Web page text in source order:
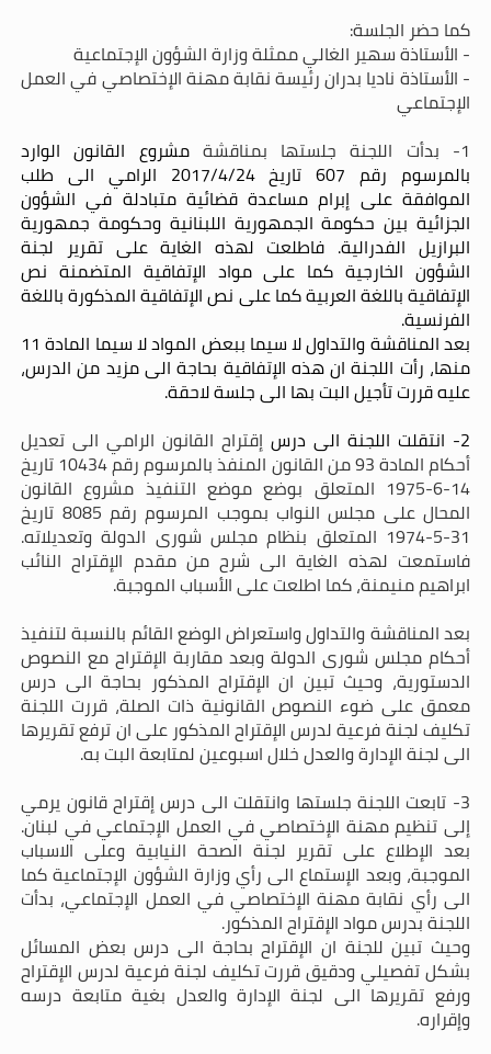
كما حضر الجلسة:
- الأستاذة سهير الغالي ممثلة وزارة الشؤون الإجتماعية
- الأستاذة ناديا بدران رئيسة نقابة مهنة الإختصاصي في العمل
الإجتماعي
1- بدأت اللجنة جلستها بمناقشة
مشروع القانون الوارد
بالمرسوم رقم 607 تاريخ 2017/4/24 الرامي الى طلب
الموافقة على إبرام مساعدة قضائية متبادلة في الشؤون
الجزائية بين حكومة الجمهورية اللبنانية وحكومة جمهورية
البرازيل الفدرالية. فاطلعت لهذه الغاية على تقرير لجنة
الشؤون الخارجية كما على مواد الإتفاقية المتضمنة نص
الإتفاقية باللغة العربية كما على نص الإتفاقية المذكورة باللغة
الفرنسية.
بعد المناقشة والتداول لا سيما ببعض المواد لا سيما المادة 11
منها، رأت اللجنة ان هذه الإتفاقية بحاجة الى مزيد من الدرس،
عليه قررت تأجيل البت بها الى جلسة لاحقة.
2- انتقلت اللجنة الى درس
إقتراح القانون الرامي الى تعديل
أحكام المادة 93 من القانون المنفذ بالمرسوم رقم 10434 تاريخ
14-6-1975 المتعلق بوضع موضع التنفيذ مشروع القانون
المحال على مجلس النواب بموجب المرسوم رقم 8085 تاريخ
31-5-1974 المتعلق بنظام مجلس شورى الدولة وتعديلاته.
فاستمعت لهذه الغاية الى شرح من مقدم الإقتراح النائب
ابراهيم منيمنة، كما اطلعت على الأسباب الموجبة.
بعد المناقشة والتداول واستعراض الوضع القائم بالنسبة لتنفيذ
أحكام مجلس شورى الدولة وبعد مقاربة الإقتراح مع النصوص
الدستورية، وحيث تبين ان الإقتراح المذكور بحاجة الى درس
معمق على ضوء النصوص القانونية ذات الصلة، قررت اللجنة
تكليف لجنة فرعية لدرس الإقتراح المذكور على ان ترفع تقريرها
الى لجنة الإدارة والعدل خلال اسبوعين لمتابعة البت به.
3- تابعت اللجنة جلستها وانتقلت الى درس إقتراح قانون يرمي
إلى تنظيم مهنة الإختصاصي في العمل الإجتماعي في لبنان.
بعد الإطلاع على تقرير لجنة الصحة النيابية وعلى الاسباب
الموجبة، وبعد الإستماع الى رأي وزارة الشؤون الإجتماعية كما
الى رأي نقابة مهنة الإختصاصي في العمل الإجتماعي، بدأت
اللجنة بدرس مواد الإقتراح المذكور.
وحيث تبين للجنة ان الإقتراح بحاجة الى درس بعض المسائل
بشكل تفصيلي ودقيق قررت تكليف لجنة فرعية لدرس الإقتراح
ورفع تقريرها الى لجنة الإدارة والعدل بغية متابعة درسه
وإقراره.